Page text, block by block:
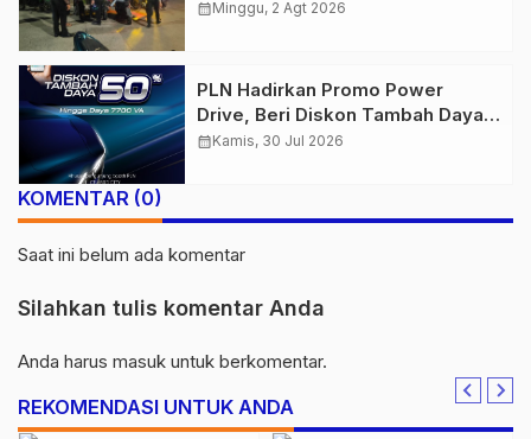
Amankan Belasan Kendaraan
calendar_monthMinggu, 2 Agt 2026
PLN Hadirkan Promo Power
Drive, Beri Diskon Tambah Daya
50% di Ajang GIIAS 2026
calendar_monthKamis, 30 Jul 2026
KOMENTAR (0)
Saat ini belum ada komentar
Silahkan tulis komentar Anda
Anda harus masuk untuk berkomentar.
REKOMENDASI UNTUK ANDA